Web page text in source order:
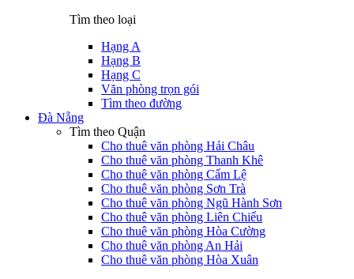
Tìm theo loại
Hạng A
Hạng B
Hạng C
Văn phòng trọn gói
Tìm theo đường
Đà Nẵng
Tìm theo Quận
Cho thuê văn phòng Hải Châu
Cho thuê văn phòng Thanh Khê
Cho thuê văn phòng Cẩm Lệ
Cho thuê văn phòng Sơn Trà
Cho thuê văn phòng Ngũ Hành Sơn
Cho thuê văn phòng Liên Chiểu
Cho thuê văn phòng Hòa Cường
Cho thuê văn phòng An Hải
Cho thuê văn phòng Hòa Xuân